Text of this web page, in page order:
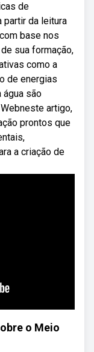
de
partir da leitura
base nos
sua formação,
como a
de energias
são
artigo,
prontos que
a criação de
o Meio